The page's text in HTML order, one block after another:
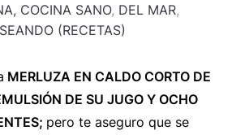
COCINA SANO, DEL MAR,
(RECETAS)
MERLUZA EN CALDO CORTO DE
DE SU JUGO Y OCHO
pero te aseguro que se